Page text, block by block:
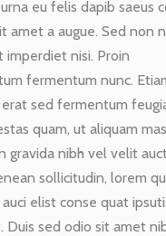
eu felis dapib saeus
amet a augue. Sed non
imperdiet nisi. Proin
fermentum nunc.
erat sed fermentum
quam, ut aliquam
gravida nibh vel velit
sollicitudin, lorem
elist conse quat
Duis sed odio sit amet